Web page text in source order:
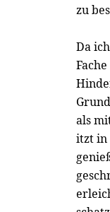
zu
Da
als
itzt in